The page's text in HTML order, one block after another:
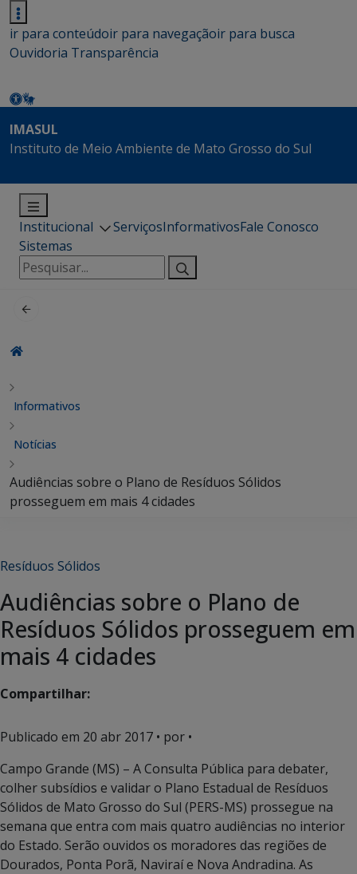
ir para conteúdoir para navegaçãoir para busca
Ouvidoria Transparência
IMASUL
Instituto de Meio Ambiente de Mato Grosso do Sul
Institucional ServiçosInformativosFale Conosco
Sistemas
Pesquisar
por:
Informativos
Notícias
Audiências sobre o Plano de Resíduos Sólidos
prosseguem em mais 4 cidades
Resíduos Sólidos
Audiências sobre o Plano de
Resíduos Sólidos prosseguem em
mais 4 cidades
Compartilhar:
Publicado em 20 abr 2017 • por •
Campo Grande (MS) – A Consulta Pública para debater,
colher subsídios e validar o Plano Estadual de Resíduos
Sólidos de Mato Grosso do Sul (PERS-MS) prossegue na
semana que entra com mais quatro audiências no interior
do Estado. Serão ouvidos os moradores das regiões de
Dourados, Ponta Porã, Naviraí e Nova Andradina. As